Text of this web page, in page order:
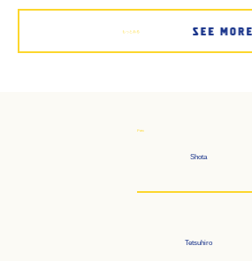
もっとみる
Prev
Shota
Tetsuhiro